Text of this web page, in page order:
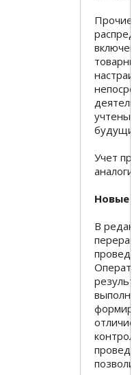
Учет
Новые
В